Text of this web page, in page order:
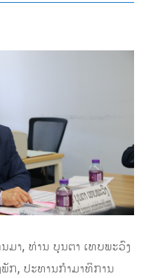
ມາ, ທ່ານ ບຸນຕາ ເທບພະວົງ
ກ, ປະທານກຳມາທິການ